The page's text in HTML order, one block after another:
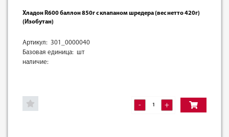
Хладон R600 баллон 850г с клапаном шредера (вес нетто 420г)
(Изобутан)
Артикул: 301_0000040
Базовая единица: шт
наличие:
- +